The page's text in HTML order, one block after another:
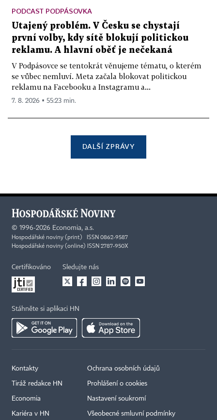
PODCAST PODPÁSOVKA
Utajený problém. V Česku se chystají
první volby, kdy sítě blokují politickou
reklamu. A hlavní oběť je nečekaná
V Podpásovce se tentokrát věnujeme tématu, o kterém
se vůbec nemluví. Meta začala blokovat politickou
reklamu na Facebooku a Instagramu a...
7. 8. 2026 ▪ 55:23 min.
DALŠÍ ZPRÁVY
© 1996-2026 Economia, a.s.
Hospodářské noviny (print) ISSN 0862-9587
Hospodářské noviny (online) ISSN 2787-950X
Certifikováno Sledujte nás
Stáhněte si aplikaci HN
Kontakty
Tiráž redakce HN
Economia
Kariéra v HN
Ochrana osobních údajů
Prohlášení o cookies
Nastavení soukromí
Všeobecné smluvní podmínky